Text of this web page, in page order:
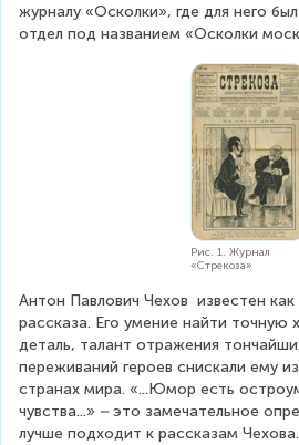
журналу «Осколки», где для него
отдел под названием «Осколки
Рис. 1. Журнал
«Стрекоза»
Антон Павлович Чехов  известен
рассказа. Его умение найти точную
деталь, талант отражения
переживаний героев снискали ему
странах мира. «...Юмор есть
чувства...» – это замечательное
лучше подходит к рассказам